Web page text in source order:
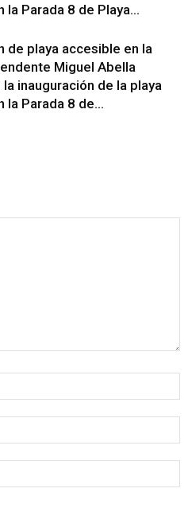
la Parada 8 de Playa...
de playa accesible en la
Miguel Abella
inauguración de la playa
la Parada 8 de...